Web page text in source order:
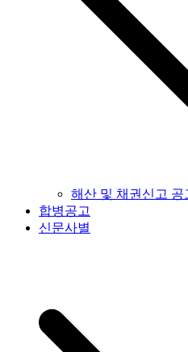
해산 및 채권신고 공
합병공고
신문사별